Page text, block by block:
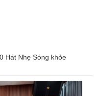
Hát Nhẹ Sóng khỏe